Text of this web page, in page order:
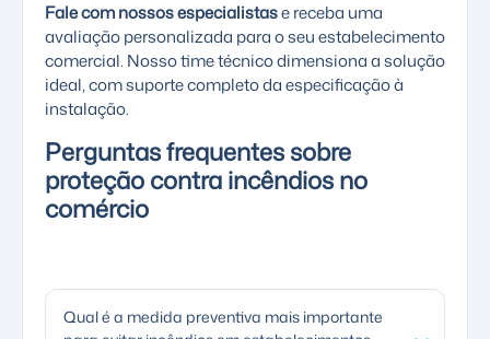
Fale com nossos especialistase receba uma
avaliação personalizada para o seu estabelecimento
comercial. Nosso time técnico dimensiona a solução
ideal, com suporte completo da especificação à
instalação.
Perguntas frequentes sobre
proteção contra incêndios no
comércio
Qual é a medida preventiva mais importante